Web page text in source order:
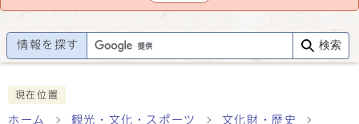
情報を探す 検索
現在位置
ホーム 観光・文化・スポーツ 文化財・歴史